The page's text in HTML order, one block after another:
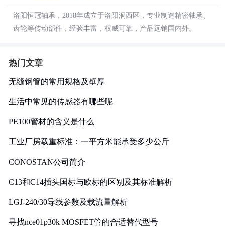
洛阳恒冠轴承，2018年成立于洛阳涧西区，专业制造精密轴承、
齿轮等传动部件，经验丰富，权威可靠，产品远销国内外。
热门文章
无缝钢管的常用规格及壁厚
生活中常见的传感器有哪些呢
PE100管材的含义是什么
工业厂房载重标准：一平方米能承受多少公斤
CONOSTAN公司简介
C13和C14插头国标与欧标的区别及其标准解析
LGJ-240/30导线参数及载流量解析
寻找nce01p30k MOSFET管的合适替代型号